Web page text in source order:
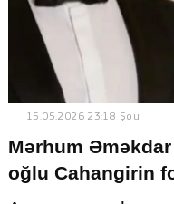
Dünya
© 2026. Shownews.az
Created by Netservice.az
15.05.2026 23:18 Şou
Mərhum
oğlu Cahangirin